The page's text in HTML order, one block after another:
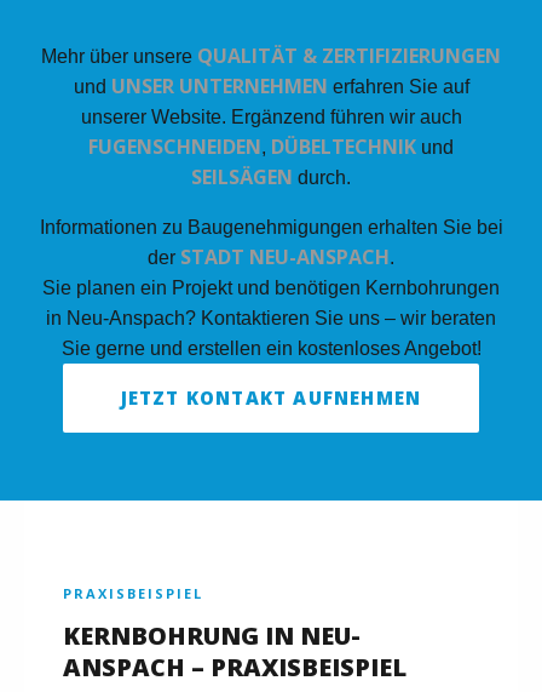
Mehr über unsere QUALITÄT & ZERTIFIZIERUNGEN
und UNSER UNTERNEHMEN erfahren Sie auf
unserer Website. Ergänzend führen wir auch
FUGENSCHNEIDEN, DÜBELTECHNIK und
SEILSÄGEN durch.
Informationen zu Baugenehmigungen erhalten Sie bei
der STADT NEU-ANSPACH.
Sie planen ein Projekt und benötigen Kernbohrungen
in Neu-Anspach? Kontaktieren Sie uns – wir beraten
Sie gerne und erstellen ein kostenloses Angebot!
JETZT KONTAKT AUFNEHMEN
PRAXISBEISPIEL
KERNBOHRUNG IN NEU-
ANSPACH – PRAXISBEISPIEL